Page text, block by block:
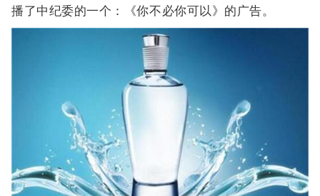
播了中纪委的一个：《你不必你可以》的广告。